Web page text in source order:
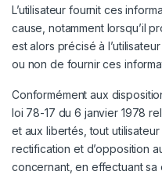
L’utilisateur fournit ces
cause, notamment lorsqu’il
est alors précisé à
ou non de fournir ces
Conformément aux
loi 78-17 du 6 janvier 1978
et aux libertés, tout
rectification et d’opposition
concernant, en effectuant sa